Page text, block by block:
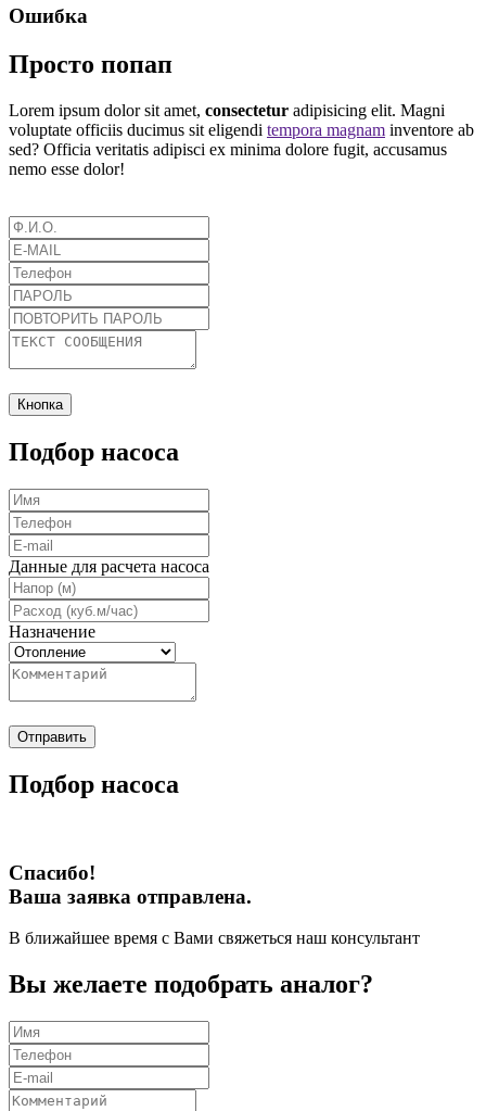
Ошибка
Просто попап
Lorem ipsum dolor sit amet, consectetur adipisicing elit. Magni
voluptate officiis ducimus sit eligendi tempora magnam inventore ab
sed? Officia veritatis adipisci ex minima dolore fugit, accusamus
nemo esse dolor!
Кнопка
Подбор насоса
Данные для расчета насоса
Назначение
Отправить
Подбор насоса
Спасибо!
Ваша заявка отправлена.
В ближайшее время с Вами свяжеться наш консультант
Вы желаете подобрать аналог?